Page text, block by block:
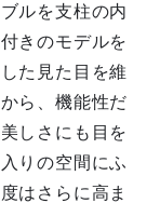
ルを支柱の内
きのモデルを
た見た目を維
ら、機能性だ
しさにも目を
りの空間にふ
はさらに高ま